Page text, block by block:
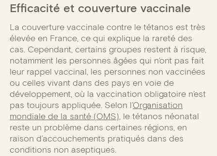
Efficacité et couverture vaccinale
La couverture vaccinale contre le tétanos est très
élevée en France, ce qui explique la rareté des
cas. Cependant, certains groupes restent à risque,
notamment les personnes âgées qui n’ont pas fait
leur rappel vaccinal, les personnes non vaccinées
ou celles vivant dans des pays en voie de
développement, où la vaccination obligatoire n’est
pas toujours appliquée. Selon l’Organisation
mondiale de la santé (OMS), le tétanos néonatal
reste un problème dans certaines régions, en
raison d’accouchements pratiqués dans des
conditions non aseptiques.